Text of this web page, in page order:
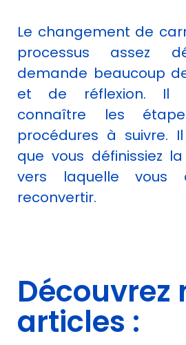
Le changement de
processus assez
demande beaucoup
et de réflexion. Il
connaître les
procédures à suivre.
que vous définissiez
vers laquelle vous
reconvertir.
Découvrez
articles :
Marketing
En partageant
votre intérêt et
votre
lorsque vous
visitez notre
augmentez les
chances de
voir du
contenu et
des offres